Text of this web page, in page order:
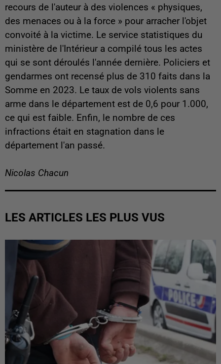
recours de l'auteur à des violences « physiques,
des menaces ou à la force » pour arracher l'objet
convoité à la victime. Le service statistiques du
ministère de l'Intérieur a compilé tous les actes
qui se sont déroulés l'année dernière. Policiers et
gendarmes ont recensé plus de 310 faits dans la
Somme en 2023. Le taux de vols violents sans
arme dans le département est de 0,6 pour 1.000,
ce qui est faible. Enfin, le nombre de ces
infractions était en stagnation dans le
département l'an passé.
Nicolas Chacun
LES ARTICLES LES PLUS VUS